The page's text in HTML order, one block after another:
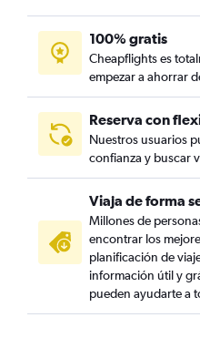
100% gratis
Cheapflights es
empezar a ahorrar
Reserva con
Nuestros usuarios
confianza y buscar
Viaja de forma
Millones de
encontrar los
planificación de
información útil y
pueden ayudarte a